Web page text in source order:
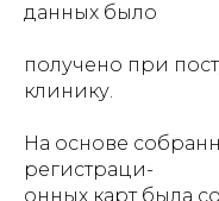
данных было
получено при
клинику.
На основе
регистраци-
онных карт была